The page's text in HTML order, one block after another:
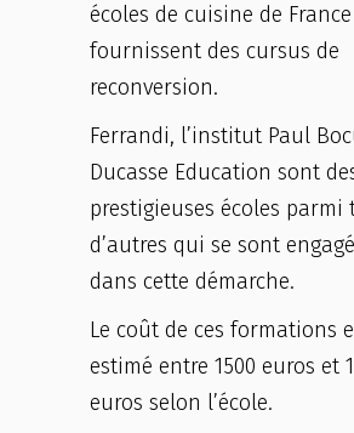
écoles de cuisine de France
fournissent des cursus de
reconversion.
Ferrandi, l’institut Paul
Ducasse Education sont
prestigieuses écoles parmi
d’autres qui se sont
dans cette démarche.
Le coût de ces formations
estimé entre 1500 euros et
euros selon l’école.